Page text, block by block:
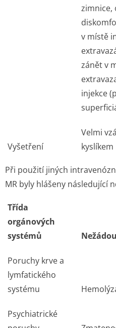
zimnice,
v místě
zánět v
injekce
Vyšetření
Velmi
kyslíkem
Při použití jiných
MR byly hlášeny následující
Třída
orgánových
systémů
Poruchy krve a
lymfatického
systému
Psychiatrické